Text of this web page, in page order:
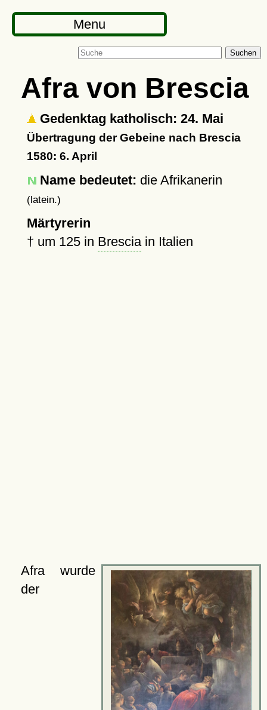
Menu
Suchen
Afra von Brescia
Gedenktag katholisch: 24. Mai
Übertragung der Gebeine nach Brescia
1580: 6. April
Name bedeutet: die Afrikanerin
(latein.)
Märtyrerin
† um 125in Bresciain Italien
Afra wurde
der